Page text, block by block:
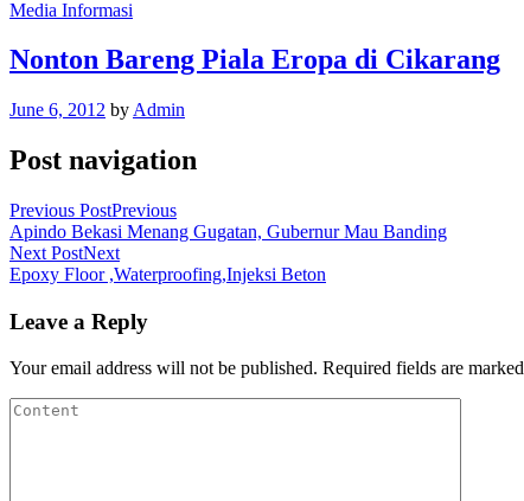
Media Informasi
Nonton Bareng Piala Eropa di Cikarang
June 6, 2012 by Admin
Post navigation
Previous PostPrevious
Apindo Bekasi Menang Gugatan, Gubernur Mau Banding
Next PostNext
Epoxy Floor ,Waterproofing,Injeksi Beton
Leave a Reply
Your email address will not be published. Required fields are marked